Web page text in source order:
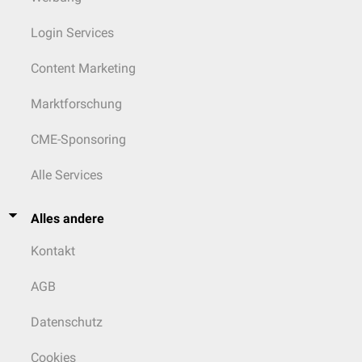
Login Services
Content Marketing
Marktforschung
CME-Sponsoring
Alle Services
Alles andere
Kontakt
AGB
Datenschutz
Cookies